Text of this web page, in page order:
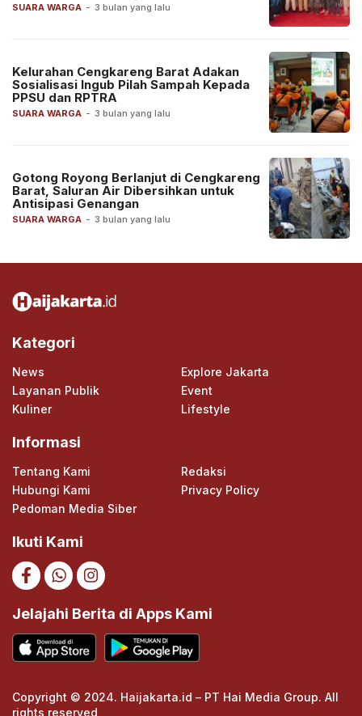
SUARA WARGA - 3 bulan yang lalu
SUARA WARGA - 3 bulan yang lalu
Kelurahan Cengkareng Barat Adakan
Sosialisasi Ingub Pilah Sampah Kepada
PPSU dan RPTRA
SUARA WARGA - 3 bulan yang lalu
Gotong Royong Berlanjut di Cengkareng
Barat, Saluran Air Dibersihkan untuk
Antisipasi Genangan
Kategori
News
Explore Jakarta
Layanan Publik
Event
Kuliner
Lifestyle
Informasi
Tentang Kami
Redaksi
Hubungi Kami
Privacy Policy
Pedoman Media Siber
Ikuti Kami
Jelajahi Berita di Apps Kami
Copyright © 2024. Haijakarta.id – PT Hai Media Group. All
rights reserved